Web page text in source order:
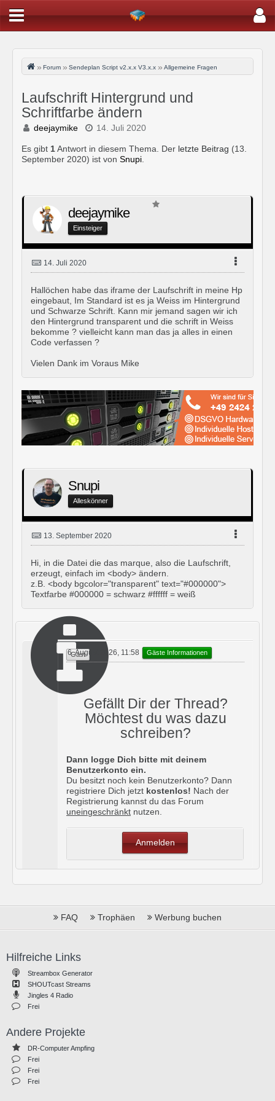
Forum Sendeplan Script v2.x.x V3.x.x Allgemeine Fragen
Laufschrift Hintergrund und
Schriftfarbe ändern
deejaymike 14. Juli 2020
Es gibt 1Antwort in diesem Thema. Der letzte Beitrag (13.
September 2020) ist von Snupi
deejaymike
Einsteiger
14. Juli 2020
Hallöchen habe das iframe der Laufschrift in meine Hp
eingebaut, Im Standard ist es ja Weiss im Hintergrund
und Schwarze Schrift. Kann mir jemand sagen wir ich
den Hintergrund transparent und die schrift in Weiss
bekomme ? vielleicht kann man das ja alles in einen
Code verfassen ?
Vielen Dank im Voraus Mike
Snupi
Alleskönner
13. September 2020
Hi, in die Datei die das marque, also die Laufschrift,
erzeugt, einfach im <body> ändern.
z.B. <body bgcolor="transparent" text="#000000">
Textfarbe #000000 = schwarz #ffffff = weiß
Gast
6. August 2026, 11:58 Gäste Informationen
Gefällt Dir der Thread?
Möchtest du was dazu
schreiben?
Dann logge Dich bitte mit deinem
Benutzerkonto ein.
Du besitzt noch kein Benutzerkonto? Dann
registriere Dich jetzt kostenlos! Nach der
Registrierung kannst du das Forum
uneingeschränkt nutzen.
Anmelden
FAQ Trophäen Werbung buchen
Hilfreiche Links
Streambox Generator
SHOUTcast Streams
Jingles 4 Radio
Frei
Andere Projekte
DR-Computer Ampfing
Frei
Frei
Frei